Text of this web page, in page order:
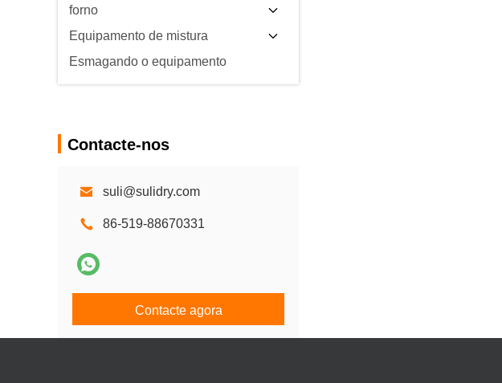
forno
Equipamento de mistura
Esmagando o equipamento
Contacte-nos
suli@sulidry.com
86-519-88670331
Contacte agora